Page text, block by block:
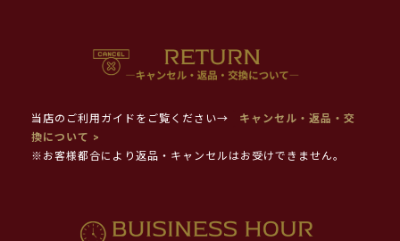
当店のご利用ガイドをご覧ください→
キャンセル・返品・交
換について >
※お客様都合により返品・キャンセルはお受けできません。